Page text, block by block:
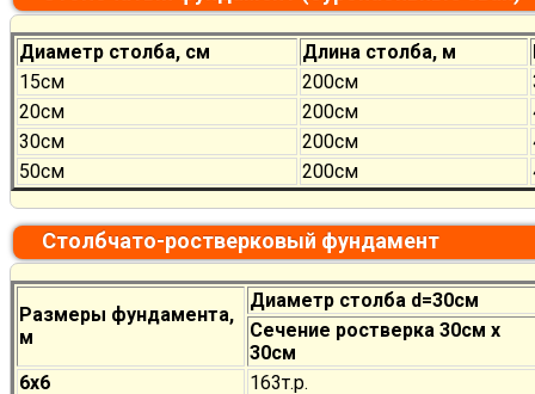
Диаметр столба, см Длина столба, м
15см
200см
20см
200см
30см
200см
50см
200см
Столбчато-ростверковый фундамент
Размеры фундамента,
м
Диаметр столба d=30см
Сечение ростверка 30см х
30см
6х6
163т.р.